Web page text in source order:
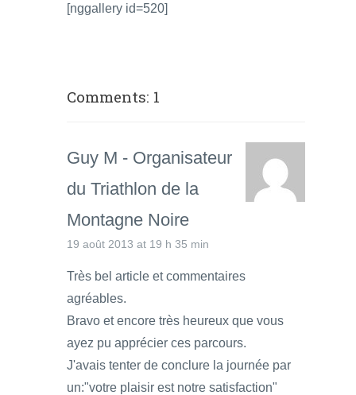
[nggallery id=520]
Comments: 1
Guy M - Organisateur
du Triathlon de la
Montagne Noire
19 août 2013 at 19 h 35 min
Très bel article et commentaires
agréables.
Bravo et encore très heureux que vous
ayez pu apprécier ces parcours.
J'avais tenter de conclure la journée par
un:"votre plaisir est notre satisfaction"